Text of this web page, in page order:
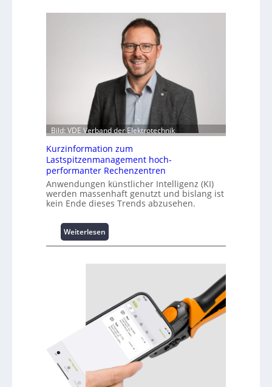
Bild: VDE Verband der Elektrotechnik
Kurzinformation zum
Lastspitzenmanagement hoch-
performanter Rechenzentren
Anwendungen künstlicher Intelligenz (KI)
werden massenhaft genutzt und bislang ist
kein Ende dieses Trends abzusehen.
Weiterlesen:
K
r
f
t
i